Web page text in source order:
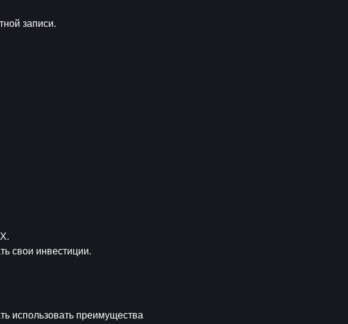
записи.
свои инвестиции.
использовать преимущества